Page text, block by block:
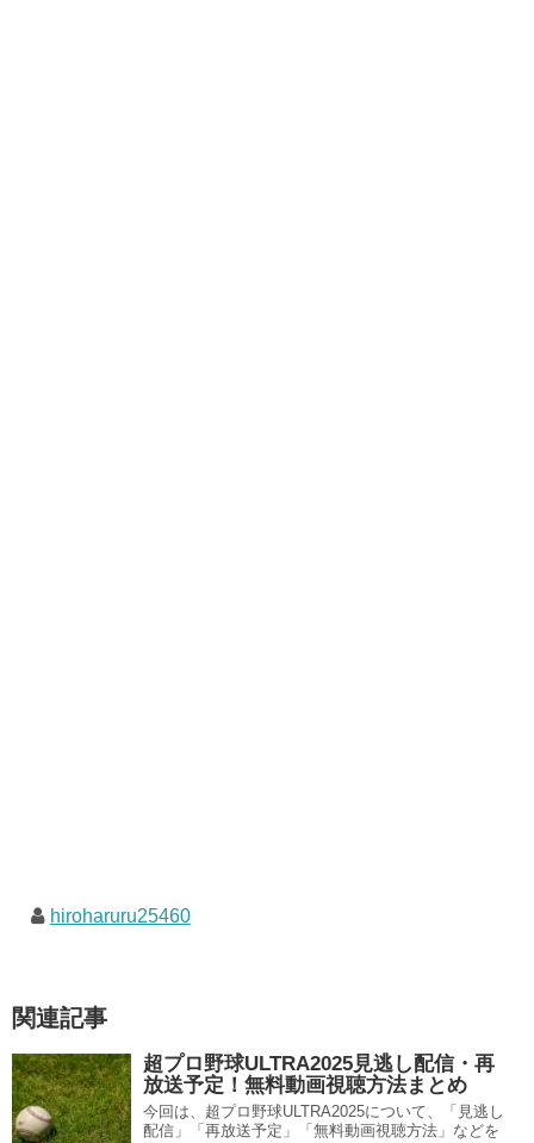
hiroharuru25460
関連記事
超プロ野球ULTRA2025見逃し配信・再
放送予定！無料動画視聴方法まとめ
今回は、超プロ野球ULTRA2025について、「見逃し
配信」「再放送予定」「無料動画視聴方法」などを